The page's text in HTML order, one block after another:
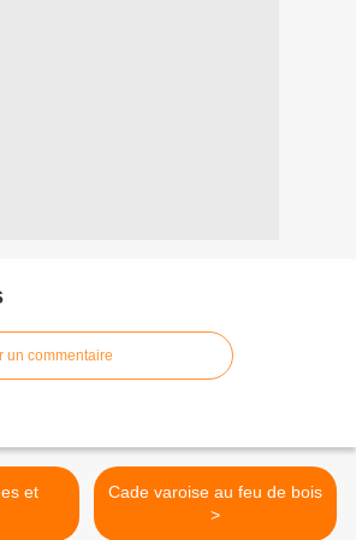
un commentaire
Cade varoise au feu de bois
>